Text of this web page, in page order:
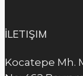
İLETIŞIM
Kocatepe Mh.